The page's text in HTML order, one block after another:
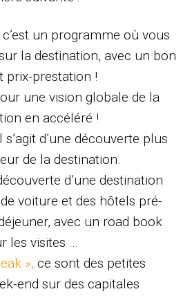
c’est un programme où vous
la destination, avec un bon
prix-prestation !
une vision globale de la
en accéléré !
s’agit d’une découverte plus
de la destination.
d’une destination
voiture et des hôtels pré-
avec un road book
les visites …
», ce sont des petites
end sur des capitales